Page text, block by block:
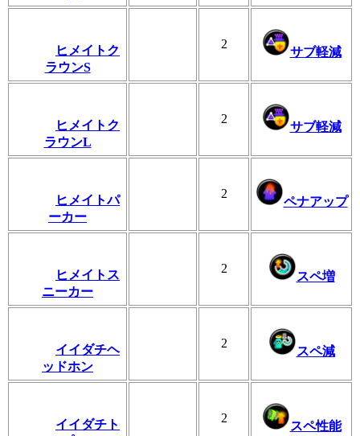
ヒメイトク
ラウンS
2
サブ軽減
ヒメイトク
ラウンL
2
サブ軽減
ヒメイトパ
ーカー
2
ペナアップ
ヒメイトス
ニーカー
2
スペ増
イイダチヘ
ッドホン
2
スペ減
イイダチト
2
スペ性能